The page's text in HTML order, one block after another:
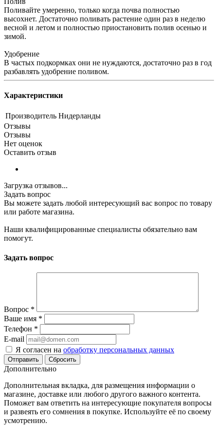
Поливайте умеренно, только когда почва полностью
высохнет. Достаточно поливать растение один раз в неделю
весной и летом и полностью приостановить полив осенью и
зимой.
Удобрение
В частых подкормках они не нуждаются, достаточно раз в год
разбавлять удобрение поливом.
Характеристики
Производитель Нидерланды
Отзывы
Отзывы
Нет оценок
Оставить отзыв
Загрузка отзывов...
Задать вопрос
Вы можете задать любой интересующий вас вопрос по товару
или работе магазина.
Наши квалифицированные специалисты обязательно вам
помогут.
Задать вопрос
Вопрос *
Ваше имя *
Телефон *
E-mail
Я согласен на обработку персональных данных
Сбросить
Дополнительно
Дополнительная вкладка, для размещения информации о
магазине, доставке или любого другого важного контента.
Поможет вам ответить на интересующие покупателя вопросы
и развеять его сомнения в покупке. Используйте её по своему
усмотрению.